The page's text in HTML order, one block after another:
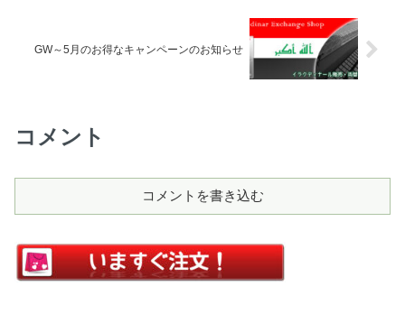
GW～5月のお得なキャンペーンのお知らせ
コメント
コメントを書き込む